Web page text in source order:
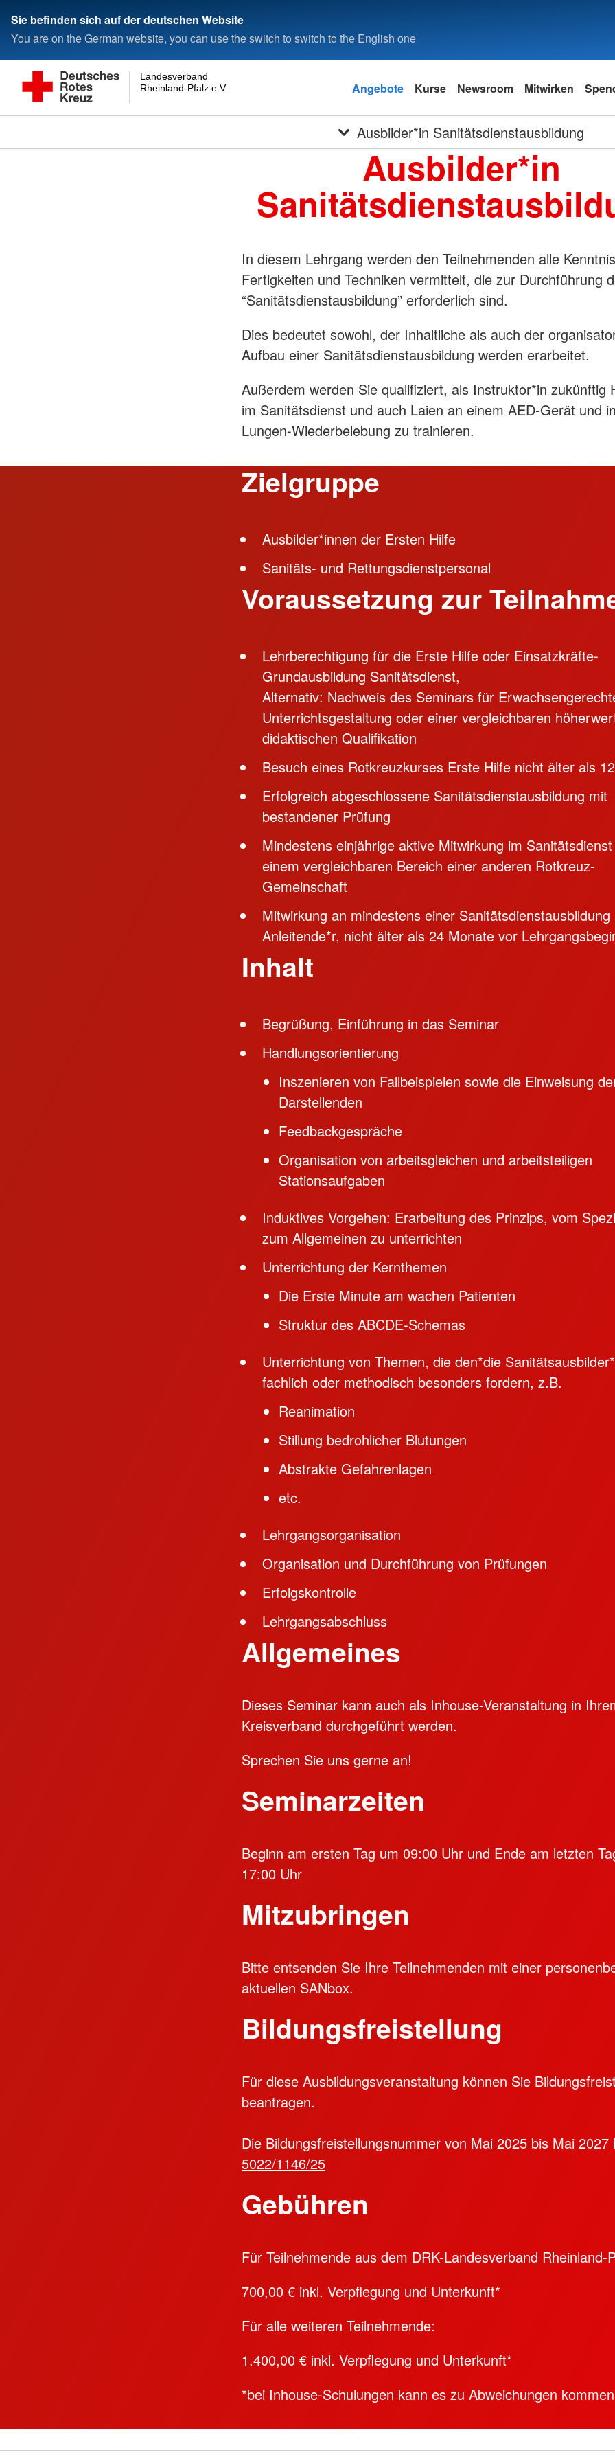
Sie befinden sich auf der deutschen Website
You are on the German website, you can use the switch to switch to the English one
Rheinland-Pfalz e.V.
Landesverband
Angebote Kurse Newsroom Mitwirken
Ausbilder*in Sanitätsdienstausbildung
Ausbilder*in
In diesem Lehrgang werden den Teilnehmenden alle
Fertigkeiten und Techniken vermittelt, die zur Durchführung
“Sanitätsdienstausbildung” erforderlich sind.
Dies bedeutet sowohl, der Inhaltliche als auch der
Aufbau einer Sanitätsdienstausbildung werden erarbeitet.
Außerdem werden Sie qualifiziert, als Instruktor*in zukünftig
im Sanitätsdienst und auch Laien an einem AED-Gerät und
Lungen-Wiederbelebung zu trainieren.
Zielgruppe
Ausbilder*innen der Ersten Hilfe
Sanitäts- und Rettungsdienstpersonal
Voraussetzung zur
Lehrberechtigung für die Erste Hilfe oder Einsatzkräfte-
Grundausbildung Sanitätsdienst,
Alternativ: Nachweis des Seminars für
Unterrichtsgestaltung oder einer vergleichbaren
didaktischen Qualifikation
Besuch eines Rotkreuzkurses Erste Hilfe nicht älter als
Erfolgreich abgeschlossene Sanitätsdienstausbildung mit
bestandener Prüfung
Mindestens einjährige aktive Mitwirkung im
einem vergleichbaren Bereich einer anderen Rotkreuz-
Gemeinschaft
Mitwirkung an mindestens einer Sanitätsdienstausbildung
Anleitende*r, nicht älter als 24 Monate vor
Inhalt
Begrüßung, Einführung in das Seminar
Handlungsorientierung
Inszenieren von Fallbeispielen sowie die Einweisung
Darstellenden
Feedbackgespräche
Organisation von arbeitsgleichen und arbeitsteiligen
Stationsaufgaben
Induktives Vorgehen: Erarbeitung des Prinzips, vom
zum Allgemeinen zu unterrichten
Unterrichtung der Kernthemen
Die Erste Minute am wachen Patienten
Struktur des ABCDE-Schemas
Unterrichtung von Themen, die den*die
fachlich oder methodisch besonders fordern, z.B.
Reanimation
Stillung bedrohlicher Blutungen
Abstrakte Gefahrenlagen
etc.
Lehrgangsorganisation
Organisation und Durchführung von Prüfungen
Erfolgskontrolle
Lehrgangsabschluss
Allgemeines
Dieses Seminar kann auch als Inhouse-Veranstaltung in
Kreisverband durchgeführt werden.
Sprechen Sie uns gerne an!
Seminarzeiten
Beginn am ersten Tag um 09:00 Uhr und Ende am letzten
17:00 Uhr
Mitzubringen
Bitte entsenden Sie Ihre Teilnehmenden mit einer
aktuellen SANbox.
Bildungsfreistellung
Für diese Ausbildungsveranstaltung können Sie
beantragen.
Die Bildungsfreistellungsnummer von Mai 2025 bis Mai 2027
5022/1146/25
Gebühren
Für Teilnehmende aus dem DRK-Landesverband Rheinland-
700,00 € inkl. Verpflegung und Unterkunft*
Für alle weiteren Teilnehmende:
1.400,00 € inkl. Verpflegung und Unterkunft*
*bei Inhouse-Schulungen kann es zu Abweichungen